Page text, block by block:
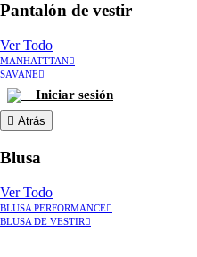
Pantalón de vestir
Ver Todo
MANHATTTAN
SAVANE
Iniciar sesión
Atrás
Blusa
Ver Todo
BLUSA PERFORMANCE
BLUSA DE VESTIR